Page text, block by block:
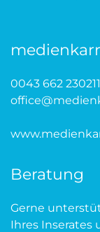
0043 662 230211
Beratung
Gerne
Ihres Inserates